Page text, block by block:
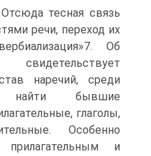
тесная связь
речи, переход их
Об
наречий, среди
найти бывшие
глаголы,
Особенно
и